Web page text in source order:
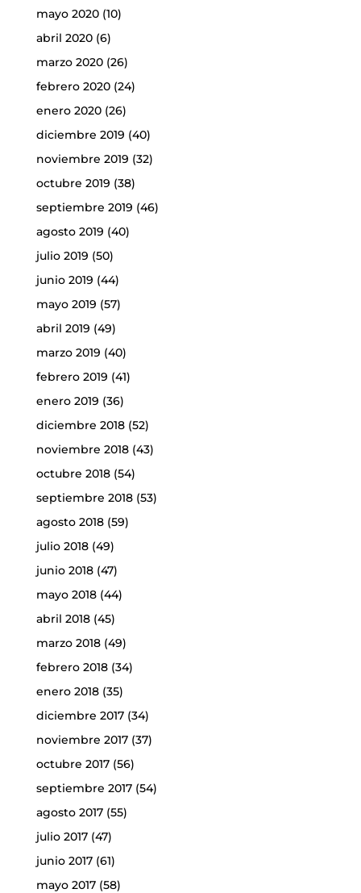
mayo 2020(10)
abril 2020(6)
marzo 2020(26)
febrero 2020(24)
enero 2020(26)
diciembre 2019 (40)
noviembre 2019 (32)
octubre 2019 (38)
septiembre 2019 (46)
agosto 2019 (40)
julio 2019 (50)
junio 2019 (44)
mayo 2019 (57)
abril 2019 (49)
marzo 2019 (40)
febrero 2019 (41)
enero 2019 (36)
diciembre 2018(52)
noviembre 2018(43)
octubre 2018(54)
septiembre 2018(53)
agosto 2018(59)
julio 2018(49)
junio 2018(47)
mayo 2018(44)
abril 2018(45)
marzo 2018(49)
febrero 2018(34)
enero 2018(35)
diciembre 2017(34)
noviembre 2017(37)
octubre 2017(56)
septiembre 2017(54)
agosto 2017(55)
julio 2017(47)
junio 2017(61)
mayo 2017(58)